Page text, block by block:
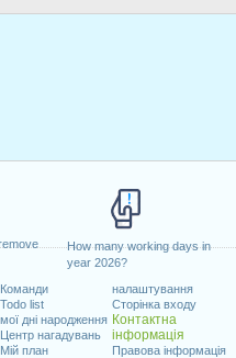
How many working days in
year 2026?
Команди
Todo list
мої дні народження
Центр нагадувань
Мій план
налаштування
Сторінка входу
Контактна
інформація
Правова інформація